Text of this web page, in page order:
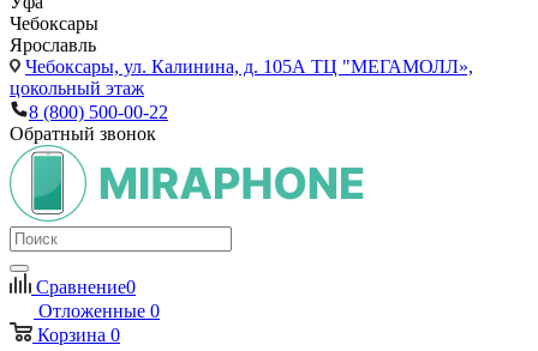
Чебоксары
Ярославль
Чебоксары, ул. Калинина, д. 105А ТЦ "МЕГАМОЛЛ»,
цокольный этаж
8 (800) 500-00-22
Обратный звонок
Сравнение0
Отложенные 0
Корзина 0